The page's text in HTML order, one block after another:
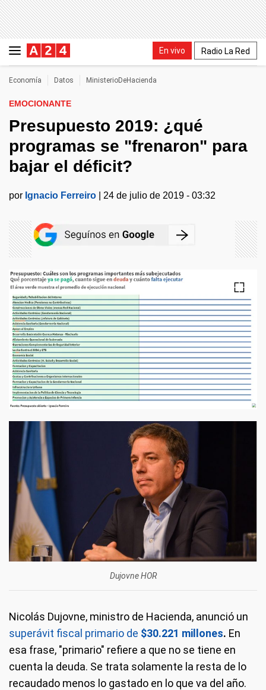
En vivo Radio La Red
Economía Datos MinisterioDeHacienda
EMOCIONANTE
Presupuesto 2019: ¿qué
programas se "frenaron" para
bajar el déficit?
por Ignacio Ferreiro 24 de julio de 2019 - 03:32
Dujovne HOR
Nicolás Dujovne, ministro de Hacienda, anunció un
superávit fiscal primario de $30.221 millones. En
esa frase, "primario" refiere a que no se tiene en
cuenta la deuda. Se trata solamente la resta de lo
recaudado menos lo gastado en lo que va del año.